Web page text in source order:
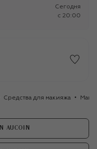
Сегодня
c 20:00
Средства для макияжа
AUCOIN